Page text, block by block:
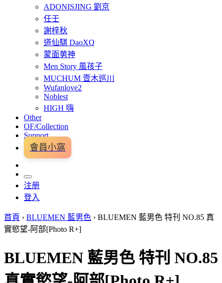
ADONISJING 劉京
任壬
謝梓秋
道仙騏 DaoXQ
蒙面莮神
Men Story 風孩子
MUCHUM 壹木巡川
Wufanlove2
Noblest
HIGH 嗨
Other
OF/Collection
Support
會員小窩
注册
登入
首頁 › BLUEMEN 藍男色 › BLUEMEN 藍男色 特刊 NO.85 真
實慾望-阿部[Photo R+]
BLUEMEN 藍男色 特刊 NO.85